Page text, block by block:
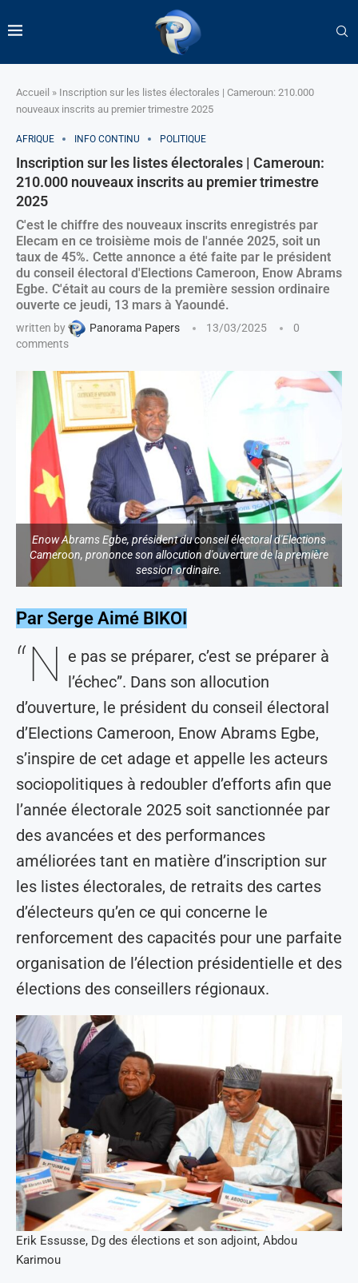
Accueil » Inscription sur les listes électorales | Cameroun: 210.000
nouveaux inscrits au premier trimestre 2025
AFRIQUE INFO CONTINU POLITIQUE
Inscription sur les listes électorales | Cameroun:
210.000 nouveaux inscrits au premier trimestre
2025
C'est le chiffre des nouveaux inscrits enregistrés par
Elecam en ce troisième mois de l'année 2025, soit un
taux de 45%. Cette annonce a été faite par le président
du conseil électoral d'Elections Cameroon, Enow Abrams
Egbe. C'était au cours de la première session ordinaire
ouverte ce jeudi, 13 mars à Yaoundé.
written by Panorama Papers 13/03/2025
0
comments
Enow Abrams Egbe, président du conseil électoral d'Elections
Cameroon, prononce son allocution d'ouverture de la première
session ordinaire.
Par Serge Aimé BIKOI
“N e pas se préparer, c’est se préparer à
l’échec”. Dans son allocution
d’ouverture, le président du conseil électoral
d’Elections Cameroon, Enow Abrams Egbe,
s’inspire de cet adage et appelle les acteurs
sociopolitiques à redoubler d’efforts afin que
l’année électorale 2025 soit sanctionnée par
des avancées et des performances
améliorées tant en matière d’inscription sur
les listes électorales, de retraits des cartes
d’électeurs qu’en ce qui concerne le
renforcement des capacités pour une parfaite
organisation de l’élection présidentielle et des
élections des conseillers régionaux.
Erik Essusse, Dg des élections et son adjoint, Abdou
Karimou